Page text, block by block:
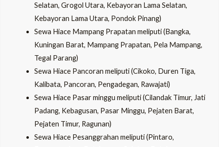
Selatan, Grogol Utara, Kebayoran Lama Selatan,
Kebayoran Lama Utara, Pondok Pinang)
Sewa Hiace Mampang Prapatan meliputi (Bangka,
Kuningan Barat, Mampang Prapatan, Pela Mampang,
Tegal Parang)
Sewa Hiace Pancoran meliputi (Cikoko, Duren Tiga,
Kalibata, Pancoran, Pengadegan, Rawajati)
Sewa Hiace Pasar minggu meliputi (Cilandak Timur, Jati
Padang, Kebagusan, Pasar Minggu, Pejaten Barat,
Pejaten Timur, Ragunan)
Sewa Hiace Pesanggrahan meliputi (Pintaro,